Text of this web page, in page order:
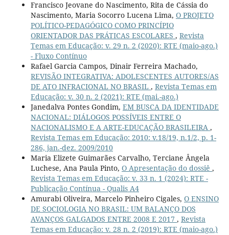
Francisco Jeovane do Nascimento, Rita de Cássia do
Nascimento, Maria Socorro Lucena Lima, O PROJETO
POLÍTICO-PEDAGÓGICO COMO PRINCÍPIO
ORIENTADOR DAS PRÁTICAS ESCOLARES , Revista
Temas em Educação: v. 29 n. 2 (2020): RTE (maio-ago.)
- Fluxo Contínuo
Rafael Garcia Campos, Dinair Ferreira Machado,
REVISÃO INTEGRATIVA: ADOLESCENTES AUTORES/AS
DE ATO INFRACIONAL NO BRASIL , Revista Temas em
Educação: v. 30 n. 2 (2021): RTE (mai.-ago.)
Janedalva Pontes Gondim, EM BUSCA DA IDENTIDADE
NACIONAL: DIÁLOGOS POSSÍVEIS ENTRE O
NACIONALISMO E A ARTE-EDUCAÇÃO BRASILEIRA ,
Revista Temas em Educação: 2010: v.18/19, n.1/2, p. 1-
286, jan.-dez. 2009/2010
Maria Elizete Guimarães Carvalho, Terciane Ângela
Luchese, Ana Paula Pinto, O Apresentação do dossiê ,
Revista Temas em Educação: v. 33 n. 1 (2024): RTE -
Publicação Contínua - Qualis A4
Amurabi Oliveira, Marcelo Pinheiro Cigales, O ENSINO
DE SOCIOLOGIA NO BRASIL: UM BALANÇO DOS
AVANÇOS GALGADOS ENTRE 2008 E 2017 , Revista
Temas em Educação: v. 28 n. 2 (2019): RTE (maio-ago.)